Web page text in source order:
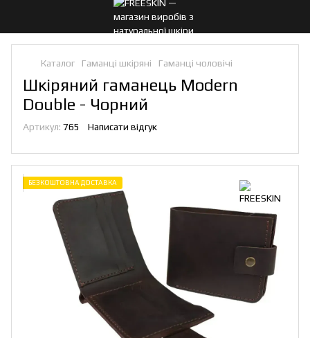
Каталог Гаманці шкіряні Гаманці чоловічі
Шкіряний гаманець Modern
Double - Чорний
Артикул: 765 Написати відгук
БЕЗКОШТОВНА ДОСТАВКА